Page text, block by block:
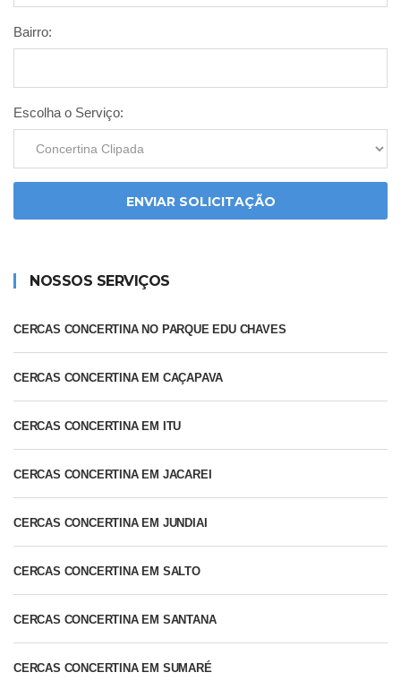
Bairro:
Escolha o Serviço:
ENVIAR SOLICITAÇÃO
NOSSOS SERVIÇOS
CERCAS CONCERTINA NO PARQUE EDU CHAVES
CERCAS CONCERTINA EM CAÇAPAVA
CERCAS CONCERTINA EM ITU
CERCAS CONCERTINA EM JACAREI
CERCAS CONCERTINA EM JUNDIAI
CERCAS CONCERTINA EM SALTO
CERCAS CONCERTINA EM SANTANA
CERCAS CONCERTINA EM SUMARÉ